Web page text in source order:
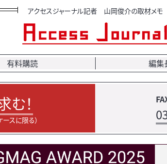
アクセスジャーナル記者 山岡俊介の取材メモ
有料購読 編集
む！
スに限る）